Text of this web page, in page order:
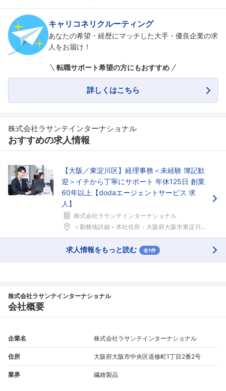
キャリコネリクルーティング
あなたの希望・経歴にマッチした大手・優良企業の求
人をお届け！
転職サポート希望の方にもおすすめ
詳しくはこちら
株式会社ラサンテインターナショナル
おすすめの求人情報
【大阪／東淀川区】経理事務＜未経験 簿記歓
迎＞イチから丁寧にサポート 年休125日 創業
60年以上【dodaエージェントサービス 求
人】
株式会社ラサンテインターナショナル
＜勤務地詳細＞本社住所：大阪府大阪市東淀川区小松3...
求人情報をもっと読む 全1件
株式会社ラサンテインターナショナル
会社概要
企業名 株式会社ラサンテインターナショナル
住所 大阪府大阪市中央区道修町1丁目2番2号
業界 繊維製品